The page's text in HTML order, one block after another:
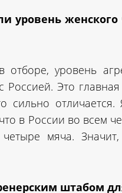
уровень
уровень
Это главная
сильно
в России во всем
мяча.
штабом